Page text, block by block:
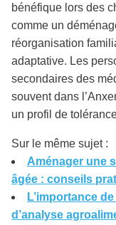
bénéfique lors des
comme un
réorganisation
adaptative. Les
secondaires des
souvent dans
un profil de
Sur le même sujet :
Aménager une
âgée : conseils
L’importance
d’analyse